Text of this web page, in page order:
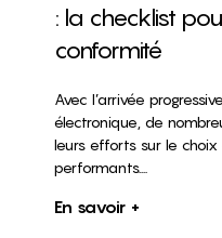
: la checklist
conformité
Avec l’arrivée
électronique, de
leurs efforts sur le choix
performants....
En savoir +